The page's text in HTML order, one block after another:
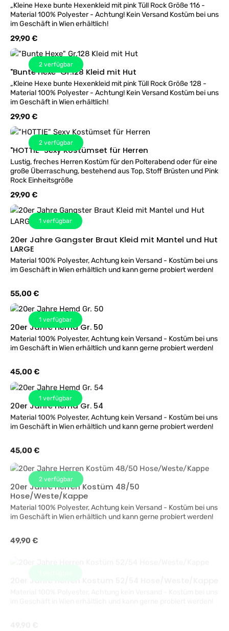
„Kleine Hexe bunte Hexenkleid mit pink Tüll Rock Größe 116 -
Material 100% Polyester - Achtung! Kein Versand Kostüm bei uns
im Geschäft in Wien erhältlich!
Regulärer Preis:
29,90 €
2 verfügbar
"Bunte Hexe" Gr.128 Kleid mit Hut
„Kleine Hexe bunte Hexenkleid mit pink Tüll Rock Größe 128 -
Material 100% Polyester - Achtung! Kein Versand Kostüm bei uns
im Geschäft in Wien erhältlich!
Regulärer Preis:
29,90 €
2 verfügbar
"HOTTIE" Sexy Kostümset für Herren
Lustig, freches Herren Kostüm für den Polterabend oder für eine
große Überraschung, bestehend aus Top, Stoff Brüsten und Pink
Rock Einheitsgröße
Regulärer Preis:
29,90 €
1 verfügbar
20er Jahre Gangster Braut Kleid mit Mantel und Hut
LARGE
Material 100% Polyester, Achtung kein Versand - Kostüm bei uns
im Geschäft in Wien erhältlich und kann gerne probiert werden!
Regulärer Preis:
55,00 €
1 verfügbar
20er Jahre Hemd Gr. 50
Material 100% Polyester, Achtung kein Versand - Kostüm bei uns
im Geschäft in Wien erhältlich und kann gerne probiert werden!
Regulärer Preis:
45,00 €
1 verfügbar
20er Jahre Hemd Gr. 54
Material 100% Polyester, Achtung kein Versand - Kostüm bei uns
im Geschäft in Wien erhältlich und kann gerne probiert werden!
Regulärer Preis:
45,00 €
2 verfügbar
20er Jahre Herren Kostüm 48/50
Hose/Weste/Kappe
Material 100% Polyester, Achtung kein Versand - Kostüm bei uns
im Geschäft in Wien erhältlich und kann gerne probiert werden!
Regulärer Preis:
49,90 €